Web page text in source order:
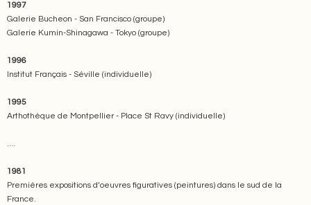
1997
Galerie Bucheon - San Francisco (groupe)
Galerie Kumin-Shinagawa - Tokyo (groupe)
1996
Institut Français - Séville (individuelle)
1995
Arthothèque de Montpellier - Place St Ravy (individuelle)
....
1981
Premières expositions d’oeuvres figuratives (peintures) dans le sud de la
France.